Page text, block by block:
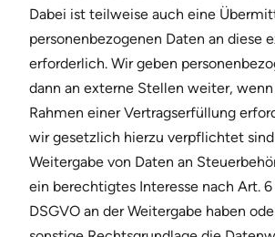
Dabei ist teilweise auch eine
personenbezogenen Daten an diese
erforderlich. Wir geben
dann an externe Stellen weiter,
Rahmen einer Vertragserfüllung
wir gesetzlich hierzu verpflichtet sind
Weitergabe von Daten an
ein berechtigtes Interesse nach Art. 6
DSGVO an der Weitergabe haben